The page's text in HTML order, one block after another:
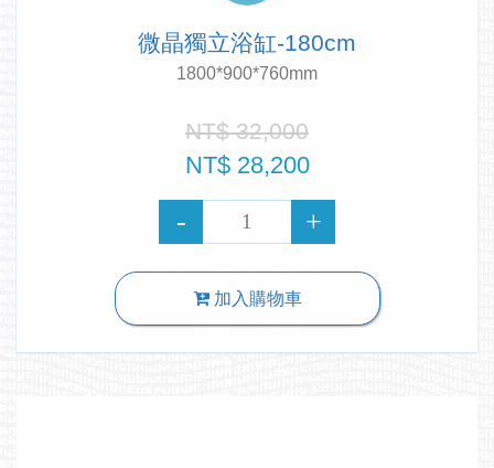
微晶獨立浴缸-180cm
1800*900*760mm
NT$ 32,000
NT$ 28,200
加入購物車